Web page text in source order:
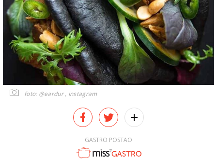
foto: @eardur , Instagram
GASTRO POSTAO